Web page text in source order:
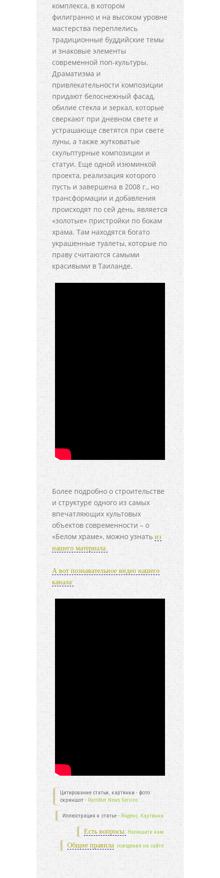
комплекса, в котором
филигранно и на высоком уровне
мастерства переплелись
традиционные буддийские темы
и знаковые элементы
современной поп-культуры.
Драматизма и
привлекательности композиции
придают белоснежный фасад,
обилие стекла и зеркал, которые
сверкают при дневном свете и
устрашающе светятся при свете
луны, а также жутковатые
скульптурные композиции и
статуи. Еще одной изюминкой
проекта, реализация которого
пусть и завершена в 2008 г., но
трансформации и добавления
происходят по сей день, является
«золотые» пристройки по бокам
храма. Там находятся богато
украшенные туалеты, которые по
праву считаются самыми
красивыми в Таиланде.
Более подробно о строительстве
и структуре одного из самых
впечатляющих культовых
объектов современности – о
«Белом храме», можно узнать из
нашего материала.
А вот познавательное видео нашего
канала:
Цитирование статьи, картинки - фото
скриншот - Rambler News Service.
Иллюстрация к статье - Яндекс. Картинки.
Есть вопросы. Напишите нам.
Общие правила поведения на сайте.